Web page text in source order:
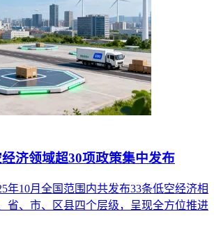
济领域超30项政策集中发布
年10月全国范围内共发布33条低空经济相
省、市、区县四个层级，呈现全方位推进